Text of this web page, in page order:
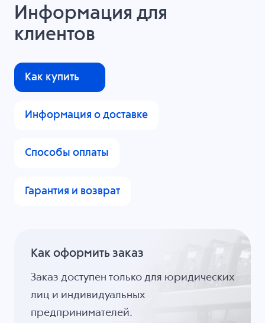
Информация для
клиентов
Как купить
Информация о доставке
Способы оплаты
Гарантия и возврат
Как оформить заказ
Заказ доступен только для юридических
лиц и индивидуальных
предпринимателей.